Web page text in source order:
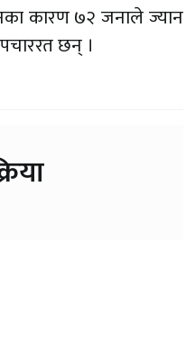
कारण ७२ जनाले ज्यान
छन् ।